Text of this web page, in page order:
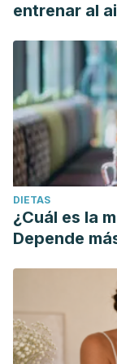
entrenar al
DIETAS
¿Cuál es la
Depende